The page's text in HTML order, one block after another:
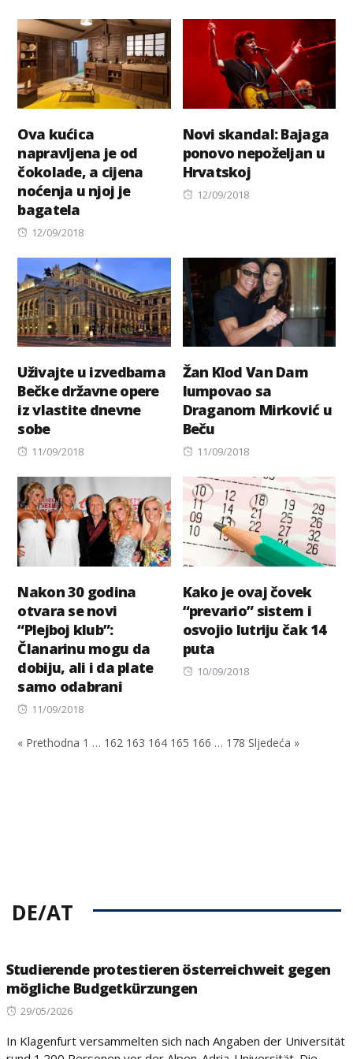
Ova kućica
napravljena je od
čokolade, a cijena
noćenja u njoj je
bagatela
Posted
12/09/2018
Novi skandal: Bajaga
ponovo nepoželjan u
Hrvatskoj
Posted
12/09/2018
Uživajte u izvedbama
Bečke državne opere
iz vlastite dnevne
sobe
Posted
11/09/2018
Žan Klod Van Dam
lumpovao sa
Draganom Mirković u
Beču
Posted
11/09/2018
Nakon 30 godina
otvara se novi
“Plejboj klub”:
Članarinu mogu da
dobiju, ali i da plate
samo odabrani
Posted
11/09/2018
Kako je ovaj čovek
“prevario” sistem i
osvojio lutriju čak 14
puta
Posted
10/09/2018
« Prethodna 1 … 162 163 164 165 166 … 178 Sljedeća »
DE/AT
Studierende protestieren österreichweit gegen
mögliche Budgetkürzungen
Posted
29/05/2026
In Klagenfurt versammelten sich nach Angaben der Universität